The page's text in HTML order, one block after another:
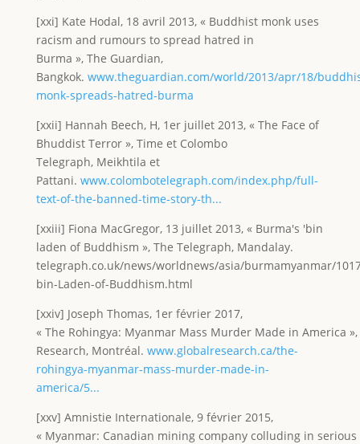
[xxi] Kate Hodal, 18 avril 2013, « Buddhist monk uses
racism and rumours to spread hatred in
Burma », The Guardian,
Bangkok. www.theguardian.com/world/2013/apr/18/
monk-spreads-hatred-burma
[xxii] Hannah Beech, H, 1er juillet 2013, « The Face of
Bhuddist Terror », Time et Colombo
Telegraph, Meikhtila et
Pattani. www.colombotelegraph.com/index.php/full-
text-of-the-banned-time-story-th...
[xxiii] Fiona MacGregor, 13 juillet 2013, « Burma's 'bin
laden of Buddhism », The Telegraph, Mandalay.
telegraph.co.uk/news/worldnews/asia/burmamyanmar/
bin-Laden-of-Buddhism.html
[xxiv] Joseph Thomas, 1er février 2017,
« The Rohingya: Myanmar Mass Murder Made in America
Research, Montréal. www.globalresearch.ca/the-
rohingya-myanmar-mass-murder-made-in-
america/5...
[xxv] Amnistie Internationale, 9 février 2015,
« Myanmar: Canadian mining company colluding in